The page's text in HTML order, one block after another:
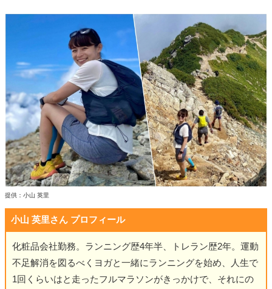
提供：小山 英里
小山 英里さん プロフィール
化粧品会社勤務。ランニング歴4年半、トレラン歴2年。運動
不足解消を図るべくヨガと一緒にランニングを始め、人生で
1回くらいはと走ったフルマラソンがきっかけで、それにの